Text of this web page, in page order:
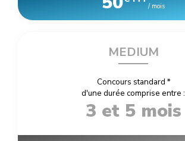
/ mois
MEDIUM
Concours standard *
d'une durée comprise entre :
3 et 5 mois